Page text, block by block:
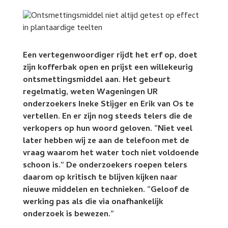
Een vertegenwoordiger rijdt het erf op, doet
zijn kofferbak open en prijst een willekeurig
ontsmettingsmiddel aan. Het gebeurt
regelmatig, weten Wageningen UR
onderzoekers Ineke Stijger en Erik van Os te
vertellen. En er zijn nog steeds telers die de
verkopers op hun woord geloven. “Niet veel
later hebben wij ze aan de telefoon met de
vraag waarom het water toch niet voldoende
schoon is.” De onderzoekers roepen telers
daarom op kritisch te blijven kijken naar
nieuwe middelen en technieken. “Geloof de
werking pas als die via onafhankelijk
onderzoek is bewezen.”